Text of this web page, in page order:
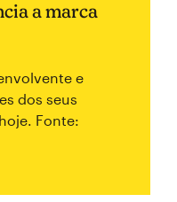
a marca
e
dos seus
Fonte: